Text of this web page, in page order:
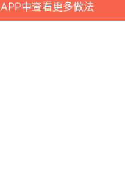
APP中查看更多做法